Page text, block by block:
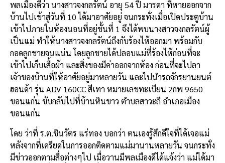
พลเมืองดีว่า นางสาวจงกลรัตน์ อายุ 54 ปี มารดา ที่หายออกจาก
บ้านไปเข้าสู่วันที่ 10 ได้มาอาศัยอยู่ จนกระทั่งเมื่อเปิดประตูบ้าน
เข้าไปภายในห้องนอนที่อยู่ชั้นที่ 1 จึงได้พบนางสาวจงกลรัตน์ผู้
เป็นแม่ ทำให้นางสาวจงกลรัตน์ถึงกับร้องไห้ออกมา พร้อมกับ
กอดลูกชายจนแน่น โดยลูกชายได้ปลอบแม่ที่ร้องไห้ก่อนที่จะ
เข้าไปเก็บเสื้อผ้า และสิ่งของมีค่าออกจากห้อง ก่อนที่จะไปลา
เจ้าของบ้านที่ให้อาศัยอยู่มาหลายวัน และไปนำรถจักรยานยนต์
ฮอนด้า รุ่น ADV 160CC สีเทา หมายเลขทะเบียน 2กพ 9650
ขอนแก่น ขับกลับไปที่บ้านหินขาว ตำบลสาวะถี อำเภอเมือง
ขอนแก่น
โดย ว่าที่ ร.ต.ชินวัตร แร่ทอง บอกว่า ตนเองรู้สึกดีใจที่ได้เจอแม่
หลังจากที่เครียดในการออกติดตามแม่มานานหลายวัน จนกระทั่ง
มีข่าวออกตามสื่อต่างๆไป เมื่อวานมีพลเมืองดีได้แจ้งว่า แม่ได้มา